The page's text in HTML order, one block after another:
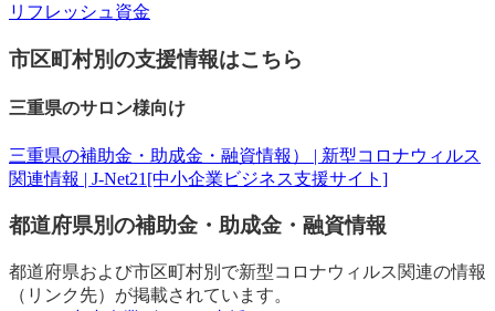
リフレッシュ資金
市区町村別の支援情報はこちら
三重県のサロン様向け
三重県の補助金・助成金・融資情報） | 新型コロナウィルス
関連情報 | J-Net21[中小企業ビジネス支援サイト]
都道府県別の補助金・助成金・融資情報
都道府県および市区町村別で新型コロナウィルス関連の情報
（リンク先）が掲載されています。